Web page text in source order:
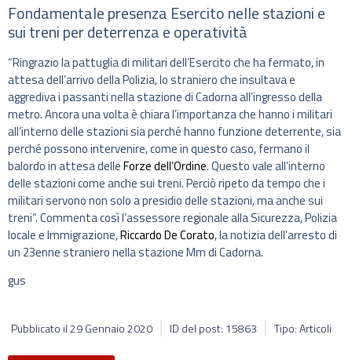
Fondamentale presenza Esercito nelle stazioni e
sui treni per deterrenza e operatività
“Ringrazio la pattuglia di militari dell’Esercito che ha fermato, in
attesa dell’arrivo della Polizia, lo straniero che insultava e
aggrediva i passanti nella stazione di Cadorna all’ingresso della
metro. Ancora una volta è chiara l’importanza che hanno i militari
all’interno delle stazioni sia perché hanno funzione deterrente, sia
perché possono intervenire, come in questo caso, fermano il
balordo in attesa delleForze dell’Ordine. Questo vale all’interno
delle stazioni come anche sui treni. Perciò ripeto da tempo che i
militari servono non solo a presidio delle stazioni, ma anche sui
treni”. Commenta così l’assessore regionale alla Sicurezza, Polizia
locale e Immigrazione,Riccardo De Corato, la notizia dell’arresto di
un 23enne straniero nella stazione Mm di Cadorna.
gus
Pubblicato il29 Gennaio 2020 ID del post: 15863 Tipo: Articoli